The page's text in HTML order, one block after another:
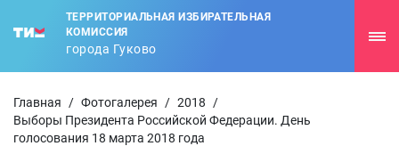
ТЕРРИТОРИАЛЬНАЯ ИЗБИРАТЕЛЬНАЯ
КОМИССИЯ
города Гуково
Главная / Фотогалерея / 2018
/
Выборы Президента Российской Федерации. День
голосования 18 марта 2018 года